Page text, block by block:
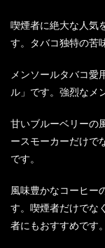
喫煙者に絶大な人気
す。タバコ独特の苦
メンソールタバコ愛
ル」です。強烈なメ
甘いブルーベリーの
ースモーカーだけで
です。
風味豊かなコーヒー
す。喫煙者だけでな
者にもおすすめです。